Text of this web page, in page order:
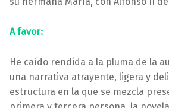
A favor:
He caído rendida a la pluma de la
una narrativa atrayente, ligera y
estructura en la que se mezcla